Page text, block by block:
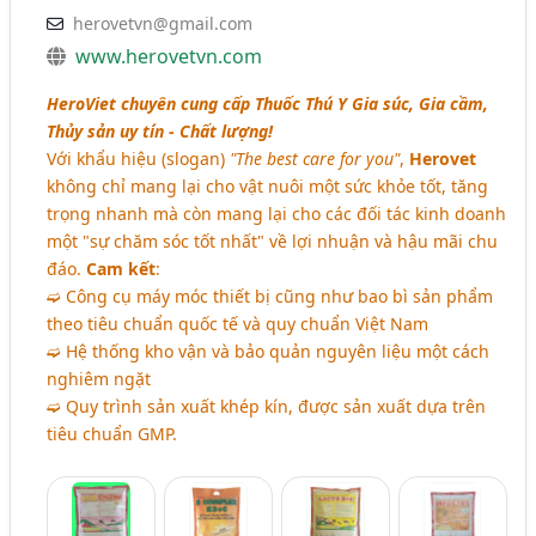
herovetvn@gmail.com
www.herovetvn.com
HeroViet chuyên cung cấp Thuốc Thú Y Gia súc, Gia cầm,
Thủy sản uy tín - Chất lượng!
Với khẩu hiệu (slogan) "The best care for you", Herovet
không chỉ mang lại cho vật nuôi một sức khỏe tốt, tăng
trọng nhanh mà còn mang lại cho các đối tác kinh doanh
một "sự chăm sóc tốt nhất" về lợi nhuận và hậu mãi chu
đáo.Cam kết:
➫ Công cụ máy móc thiết bị cũng như bao bì sản phẩm
theo tiêu chuẩn quốc tế và quy chuẩn Việt Nam
➫ Hệ thống kho vận và bảo quản nguyên liệu một cách
nghiêm ngặt
➫ Quy trình sản xuất khép kín, được sản xuất dựa trên
tiêu chuẩn GMP.